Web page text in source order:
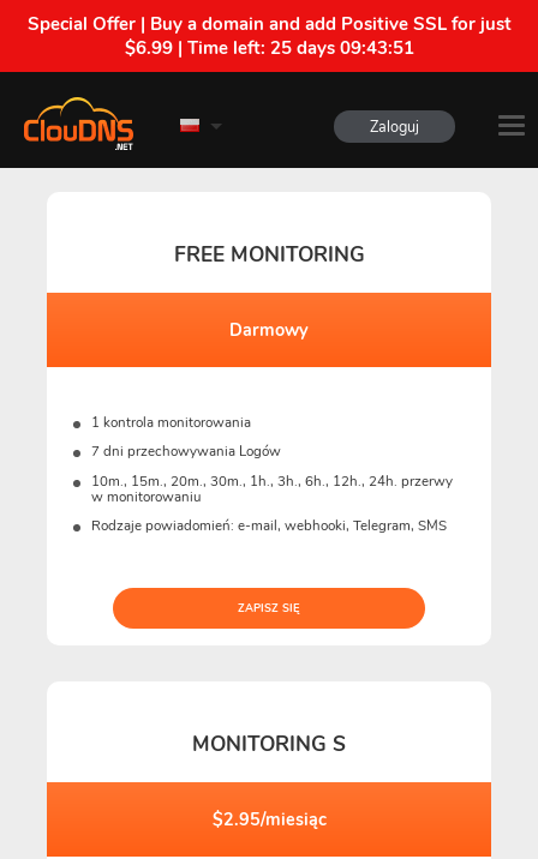
Special Offer | Buy a domain and add Positive SSL for just
$6.99 | Time left: 25 days 09:43:50
Zaloguj
FREE MONITORING
Darmowy
1 kontrola monitorowania
7 dni przechowywania Logów
10m., 15m., 20m., 30m., 1h., 3h., 6h., 12h., 24h. przerwy
w monitorowaniu
Rodzaje powiadomień: e-mail, webhooki, Telegram, SMS
ZAPISZ SIĘ
MONITORING S
$2.95/miesiąc